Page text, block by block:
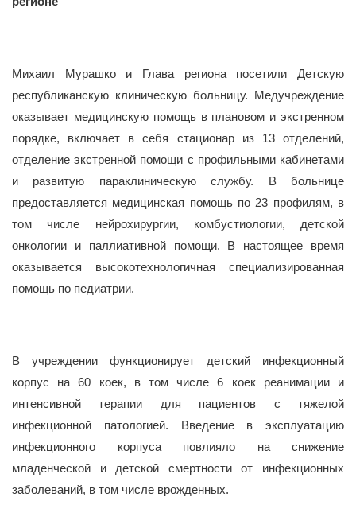
Михаил Мурашко и Глава региона посетили Детскую
республиканскую клиническую больницу. Медучреждение
оказывает медицинскую помощь в плановом и экстренном
порядке, включает в себя стационар из 13 отделений,
отделение экстренной помощи с профильными кабинетами
и развитую параклиническую службу. В больнице
предоставляется медицинская помощь по 23 профилям, в
том числе нейрохирургии, комбустиологии, детской
онкологии и паллиативной помощи. В настоящее время
оказывается высокотехнологичная специализированная
помощь по педиатрии.
В учреждении функционирует детский инфекционный
корпус на 60 коек, в том числе 6 коек реанимации и
интенсивной терапии для пациентов с тяжелой
инфекционной патологией. Введение в эксплуатацию
инфекционного корпуса повлияло на снижение
младенческой и детской смертности от инфекционных
заболеваний, в том числе врожденных.